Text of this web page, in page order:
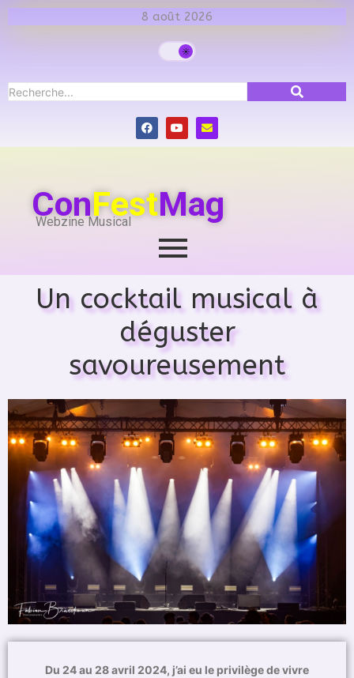
8 août 2026
ConFestMag
Webzine Musical
Un cocktail musical à
déguster
savoureusement
Du 24 au 28 avril 2024, j’ai eu le privilège de vivre